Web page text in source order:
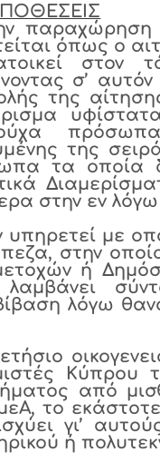
παραχώρηση
όπως ο
στον
σ’
της
της
τα οποία
στην εν
υπηρετεί με
στην
ή
λαμβάνει
λόγω
Κύπρου
από
το
γι’
ή